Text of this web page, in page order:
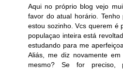
Aqui no próprio blog vejo
favor do atual horário.
estou sozinho. Vcs querem é
populaçao inteira está
estudando para me
Aliás, me diz novamente
mesmo? Se for preciso,